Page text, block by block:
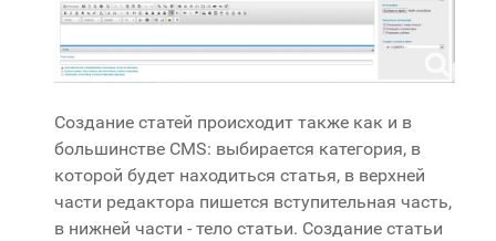
Создание статей происходит также как и в
большинстве CMS: выбирается категория, в
которой будет находиться статья, в верхней
части редактора пишется вступительная часть,
в нижней части - тело статьи. Создание статьи